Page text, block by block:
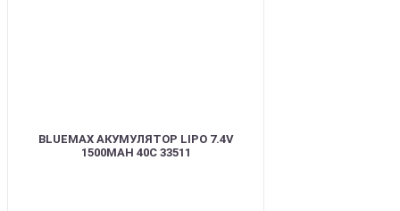
BLUEMAX АКУМУЛЯТОР LIPO 7.4V
1500MAH 40C 33511